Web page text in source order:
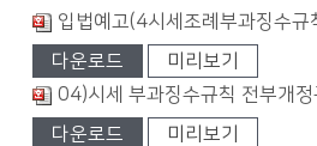
입법예고(4시세조례부과징수
다운로드
미리보기
04)시세 부과징수규칙 전부개
다운로드
미리보기